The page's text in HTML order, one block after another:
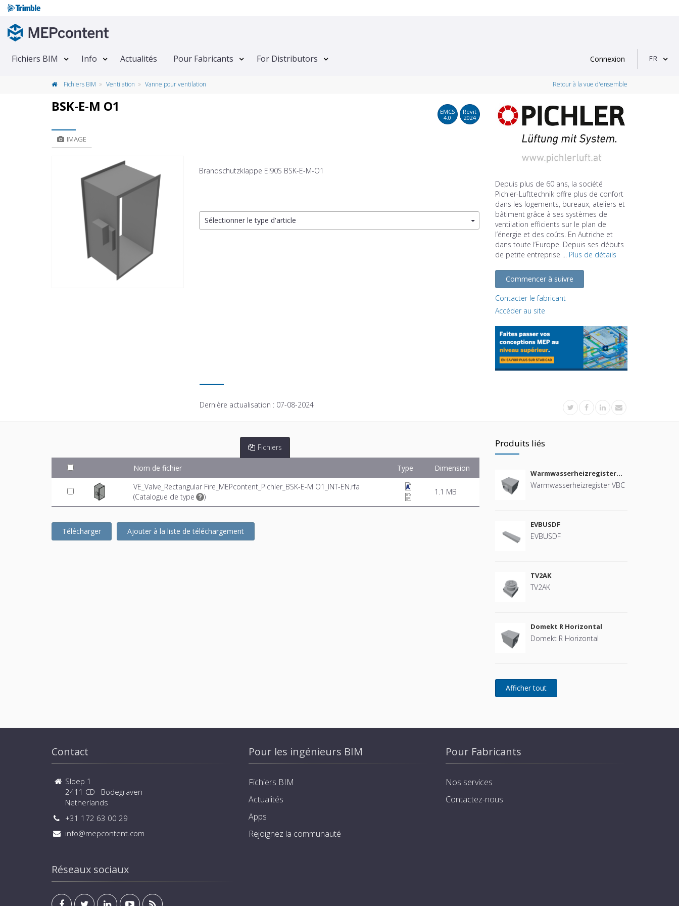
Fichiers BIM Info Actualités Pour Fabricants For Distributors Connexion FR
Fichiers BIM Ventilation Vanne pour ventilation Retour à la vue d'ensemble
BSK-E-M O1
EMCS
4.0
Revit
2024
IMAGE
Brandschutzklappe EI90S BSK-E-M-O1
Sélectionner le type d'article
Depuis plus de 60 ans, la société
Pichler-Lufttechnik offre plus de confort
dans les logements, bureaux, ateliers et
bâtiment grâce à ses systèmes de
ventilation efficients sur le plan de
l’énergie et des coûts. En Autriche et
dans toute l’Europe. Depuis ses débuts
de petite entreprise ... Plus de détails
Commencer à suivre
Contacter le fabricant
Accéder au site
Dernière actualisation : 07-08-2024
Fichiers
Nom de fichier Type
Dimension
VE_Valve_Rectangular Fire_MEPcontent_Pichler_BSK-E-M O1_INT-EN.rfa
(Catalogue de type )
1.1 MB
Télécharger Ajouter à la liste de téléchargement
Produits liés
Warmwasserheizregister
VBC
Warmwasserheizregister VBC
EVBUSDF
EVBUSDF
TV2AK
TV2AK
Domekt R Horizontal
Domekt R Horizontal
Contact
Sloep 1
2411 CD Bodegraven
Netherlands
+31 172 63 00 29
info@mepcontent.com
Réseaux sociaux
Pour les ingénieurs BIM
Fichiers BIM
Actualités
Apps
Rejoignez la communauté
Pour Fabricants
Nos services
Contactez-nous